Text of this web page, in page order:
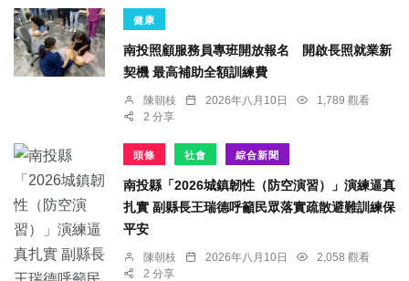
健康
南投照顧服務員專班開放報名 開啟長照就業新
契機 最高補助全額訓練費
陳朝枝 2026年八月10日
1,789 觀看
2 分享
頭條 社會 綜合新聞
南投縣「2026城鎮韌性（防空演習）」演練逼真
扎實 副縣長王瑞德呼籲民眾落實疏散避難訓練保
平安
陳朝枝 2026年八月10日
2,058 觀看
2 分享